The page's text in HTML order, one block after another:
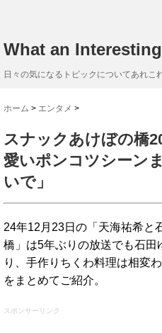
What an
日々の気になるトピックについてあれこ
ホーム > エンタメ >
スナックあけぼの橋
愛いポンコツシーン
いで」
24年12月23日の「天海祐希と
橋」は5年ぶりの放送でも石
り、手作りちくわ料理は相変
をまとめてご紹介。
スポンサーリンク